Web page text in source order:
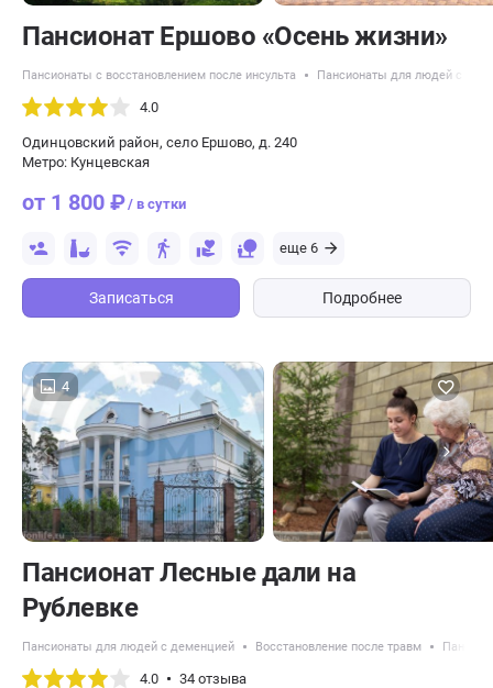
Пансионат Ершово «Осень жизни»
Пансионаты с восстановлением после инсульта Пансионаты для людей с
4.0
Одинцовский район, село Ершово, д. 240
Метро: Кунцевская
от 1 800 ₽/ в сутки
еще 6
Записаться Подробнее
4
Пансионат Лесные дали на
Рублевке
Пансионаты для людей с деменцией Восстановление после травм
4.0 34 отзыва